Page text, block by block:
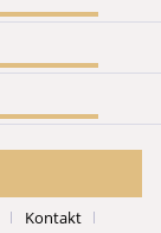
Kontakt